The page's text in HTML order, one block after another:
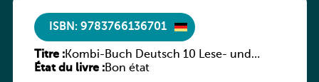
ISBN: 9783766136701
Titre :Kombi-Buch Deutsch 10 Lese- und
Sprachbuch
État du livre :Bon état